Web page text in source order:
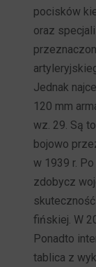
pocisków
oraz
Jednak
120 mm
wz. 29. Są
bojowo
w 1939 r.
zdobycz
fińskiej. W
Ponadto
tablica z